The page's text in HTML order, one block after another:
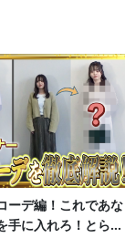
ーデ編！これであな
手に入れろ！とら婚